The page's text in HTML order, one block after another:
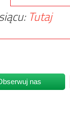
Tutaj
nas